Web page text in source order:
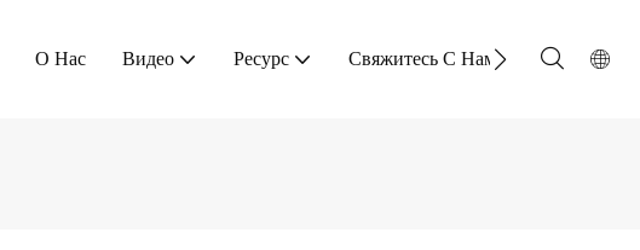
О Нас Видео Ресурс Свяжитесь С Нами